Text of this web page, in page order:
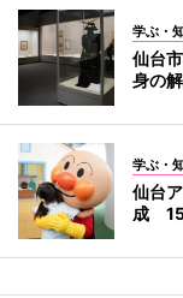
学ぶ・
仙台
身の
学ぶ・
仙台
成 15